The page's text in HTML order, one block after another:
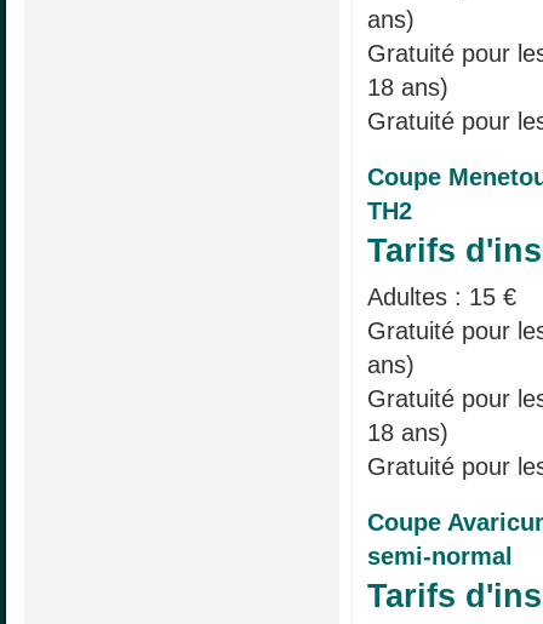
ans)
Gratuité pour
18 ans)
Gratuité pour
Coupe
TH2
Tarifs
Adultes : 15 €
Gratuité pour
ans)
Gratuité pour
18 ans)
Gratuité pour
Coupe
semi-normal
Tarifs